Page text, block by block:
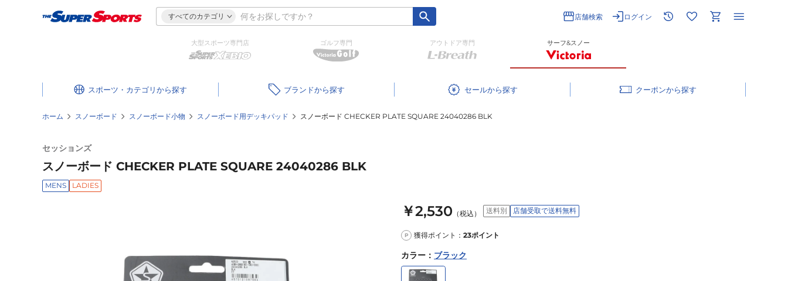
すべてのカテゴリ 店舗検索 ログイン
大型スポーツ専門店 ゴルフ専門 アウトドア専門 サーフ&スノー
スポーツ・カテゴリ ブランド セール クーポン
ホーム スノーボード スノーボード小物 スノーボード用デッキパッド スノーボード CHECKER PLATE SQUARE 24040286 BLK
セッションズ
スノーボード CHECKER PLATE SQUARE 24040286 BLK
MENS LADIES
￥2,530 （税込） 送料別 店舗受取で送料無料
P 獲得ポイント： 23ポイント
カラー ： ブラック